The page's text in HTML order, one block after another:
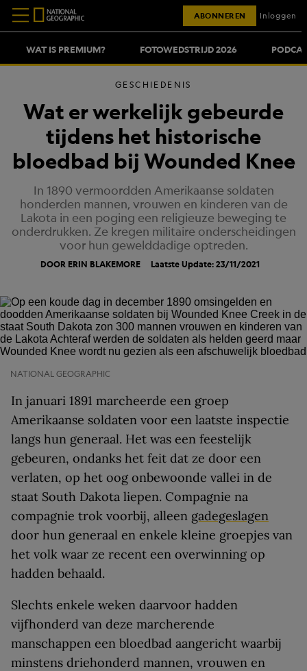
WAT IS PREMIUM? FOTOWEDSTRIJD 2026
ABONNEREN Inloggen
GESCHIEDENIS
Wat er werkelijk gebeurde
tijdens het historische
bloedbad bij Wounded Knee
In 1890 vermoordden Amerikaanse soldaten
honderden mannen, vrouwen en kinderen van de
Lakota in een poging een religieuze beweging te
onderdrukken. Ze kregen militaire onderscheidingen
voor hun gewelddadige optreden.
DOOR ERIN BLAKEMORE Laatste Update: 23/11/2021
NATIONAL GEOGRAPHIC
In januari 1891 marcheerde een groep
Amerikaanse soldaten voor een laatste inspectie
langs hun generaal. Het was een feestelijk
gebeuren, ondanks het feit dat ze door een
verlaten, op het oog onbewoonde vallei in de
staat South Dakota liepen. Compagnie na
compagnie trok voorbij, alleen gadegeslagen
door hun generaal en enkele kleine groepjes van
het volk waar ze recent een overwinning op
hadden behaald.
Slechts enkele weken daarvoor hadden
vijfhonderd van deze marcherende
manschappen een bloedbad aangericht waarbij
minstens driehonderd mannen, vrouwen en